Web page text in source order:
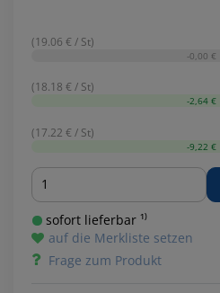
(19.06 € / St)
-0,00 €
(18.18 € / St)
-2,64 €
(17.22 € / St)
-9,22 €
Menge
sofort lieferbar ¹⁾
auf die Merkliste setzen
Frage zum Produkt